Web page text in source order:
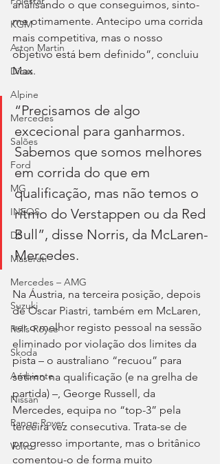
KGM
Aston Martin
Dicas
Alpine
Mercedes
Salões
Ford
MG
INEOS
DS
Maserati
Mercedes – AMG
Suzuki
Rolls-Royce
Skoda
Ambiente
Nissan
Range Rover
Volvo
analisando o que conseguimos, sinto-
me otimamente. Antecipo uma corrida
mais competitiva, mas o nosso
objetivo está bem definido”, concluiu
Max.
“Precisamos de algo
excecional para ganharmos.
Sabemos que somos melhores
em corrida do que em
qualificação, mas não temos o
ritmo do Verstappen ou da Red
Bull”, disse Norris, da McLaren-
Mercedes.
Na Áustria, na terceira posição, depois
de Oscar Piastri, também em McLaren,
ver o melhor registo pessoal na sessão
eliminado por violação dos limites da
pista – o australiano “recuou” para
sétimo na qualificação (e na grelha de
partida) –, George Russell, da
Mercedes, equipa no “top-3” pela
terceira vez consecutiva. Trata-se de
progresso importante, mas o britânico
comentou-o de forma muito